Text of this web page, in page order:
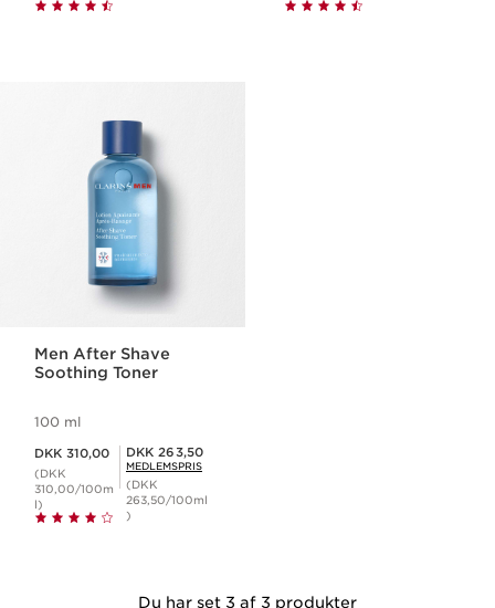
Men After Shave
Soothing Toner
100 ml
DKK 310,00
(DKK
310,00/100m
l)
Medlemspris DKK 263,50
DKK 263,50
MEDLEMSPRIS
(DKK
263,50/100ml
)
Du har set 3 af 3 produkter